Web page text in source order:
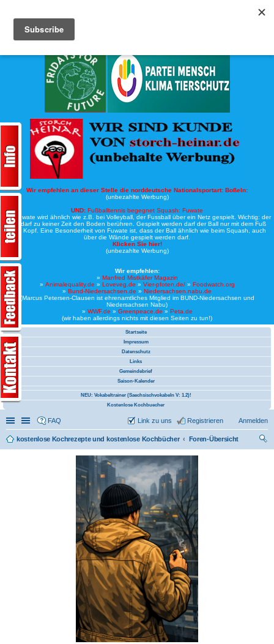
Wir empfehlen an dieser Stelle die norddeutsche Nationalsportart: Boßeln:
(unbezahlte Werbung)
UND: Fußballtennis begegnet Squash: Fuwate
Bei Fuwate wird ähnlich wie z.B. bei Volleyball, der Fussball über ein Netz gespielt. Wichtig: der
Ball darf zu keiner Zeit den Boden berühren. Gespielt werden darf der Ball nur mit dem Fuß
oder Kopf. Eine Besonderheit von Fuwate ist, dass der Ball ähnlich wie beim Squash, auch
über die Wände gespielt werden darf.
Klicken Sie hier!
(unbezahlte Werbung)
Wir empfehlen:
» Manfred Mistkäfer Magazin
» Animalequality.de » Loveveg.de » Vier-pfoten.de/» Foodwatch.org
» Bund-Niedersachsen.de » Niedersachsen.nabu.de
(Marcus Petersen-Clausen ist ehrenamtliches Mitglied im BUND-Niedersachsen und
Niedersachsen Nabu)
» WWF.de » Greenpeace.de » Peta.de
(wir haben allerdings nichts mit diesen Seiten zu tun!)
Startseite
Impressum
Datenschutz
Links
Gemeindebrief
Saison-Kalender
NEU: Vokabeltrainer (Saechsischvokabeln V: 1.2)!
Kostenlose Kochbuecher
Schnellzugriff
Linkliste
FAQ Anmelden
Registrieren
Link zu uns
kostenlose Kochrezepte und kostenlose Kochbücher
Foren-Übersicht